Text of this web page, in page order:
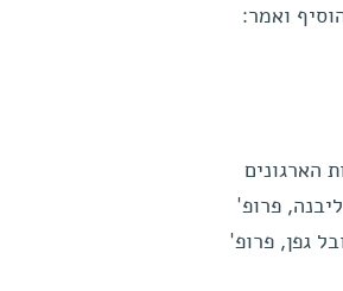
ואמר:
הארגונים
פרופ'
גפן, פרופ'